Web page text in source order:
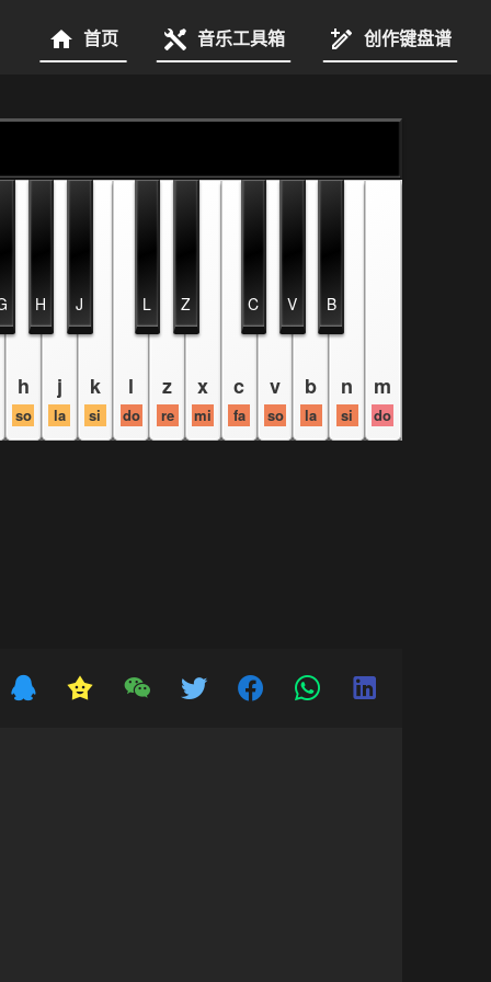
首页 音乐工具箱 创作键盘谱
h
so
j
la
k
si
l
do
z
re
x
mi
c
fa
v
so
b
la
n
si
m
do
H J L Z C V B